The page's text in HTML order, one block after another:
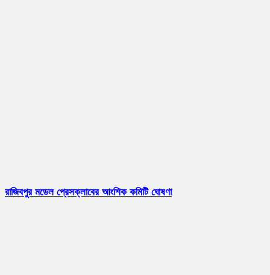
রাজিবপুর মডেল প্রেসক্লাবের আংশিক কমিটি ঘোষণা